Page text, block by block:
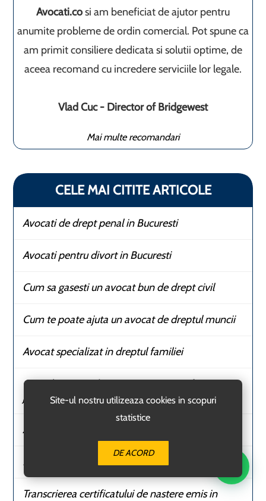
Site-ul nostru utilizeaza cookies in scopuri
statistice
DE ACORD
Avocati.cosi am beneficiat de ajutor pentru
anumite probleme de ordin comercial. Pot spune ca
am primit consiliere dedicata si solutii optime, de
aceea recomand cu incredere serviciile lor legale.
Vlad Cuc - Director of Bridgewest
Mai multe recomandari
CELE MAI CITITE ARTICOLE
Avocati de drept penal in Bucuresti
Avocati pentru divort in Bucuresti
Cum sa gasesti un avocat bun de drept civil
Cum te poate ajuta un avocat de dreptul muncii
Avocat specializat in dreptul familiei
Consultanta juridica pentru persoane fizice si
juridice
Avocati pentru executarea silita
Inregistrarea casatoriei cu un cetatean strain
Transcrierea certificatului de nastere emis in